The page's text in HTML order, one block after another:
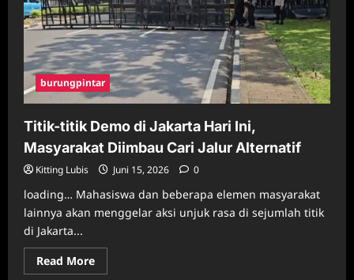
Selanjutnya
burungpintar
Titik-titik Demo di Jakarta Hari Ini,
Masyarakat Diimbau Cari Jalur Alternatif
Kitting Lubis Juni 15, 2026 0
loading… Mahasiswa dan beberapa elemen masyarakat
lainnya akan menggelar aksi unjuk rasa di sejumlah titik
di Jakarta...
Read MoreRead
more